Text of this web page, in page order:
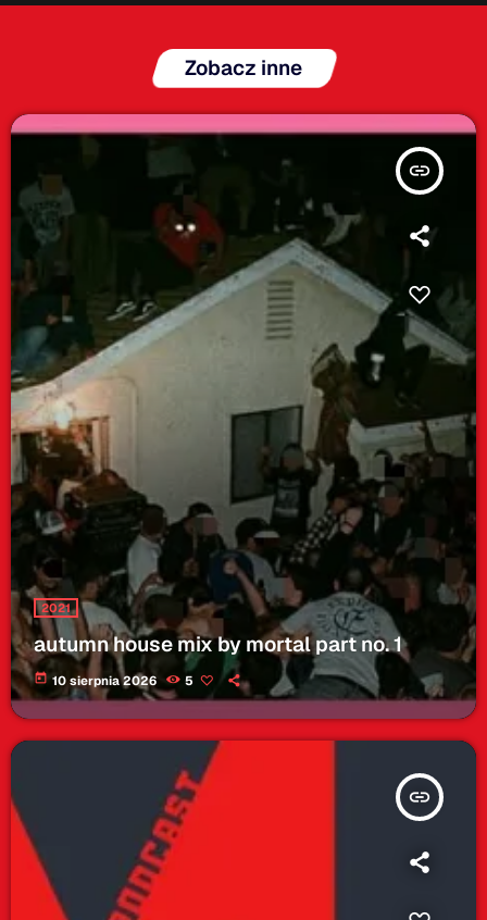
Zobacz inne
insert_link
2021
autumn house mix by mortal part no. 1
today 10 sierpnia 2026 5
insert_link